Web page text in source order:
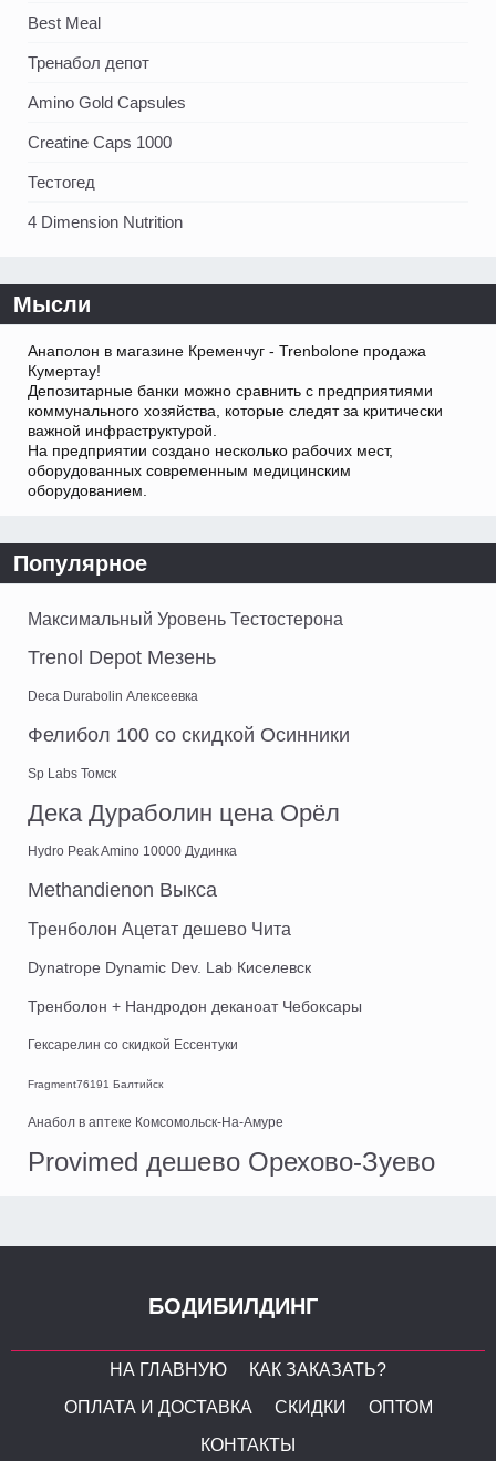
Best Meal
Тренабол депот
Amino Gold Capsules
Creatine Caps 1000
Тестогед
4 Dimension Nutrition
Мысли
Анаполон в магазине Кременчуг - Trenbolone продажа
Кумертау!
Депозитарные банки можно сравнить с предприятиями
коммунального хозяйства, которые следят за критически
важной инфраструктурой.
На предприятии создано несколько рабочих мест,
оборудованных современным медицинским
оборудованием.
Популярное
Максимальный Уровень Тестостерона
Trenol Depot Мезень
Deca Durabolin Алексеевка
Фелибол 100 со скидкой Осинники
Sp Labs Томск
Дека Дураболин цена Орёл
Hydro Peak Amino 10000 Дудинка
Methandienon Выкса
Тренболон Ацетат дешево Чита
Dynatrope Dynamic Dev. Lab Киселевск
Тренболон + Нандродон деканоат Чебоксары
Гексарелин со скидкой Ессентуки
Fragment76191 Балтийск
Анабол в аптеке Комсомольск-На-Амуре
Provimed дешево Орехово-Зуево
БОДИБИЛДИНГ
НА ГЛАВНУЮ
КАК ЗАКАЗАТЬ?
ОПЛАТА И ДОСТАВКА
СКИДКИ
ОПТОМ
КОНТАКТЫ